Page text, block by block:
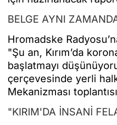
BELGE AYNI
Hromadske
"Şu an, Kırım’da
başlatmayı
çerçevesinde yerli
Mekanizması
"KIRIM'DA İNSANİ